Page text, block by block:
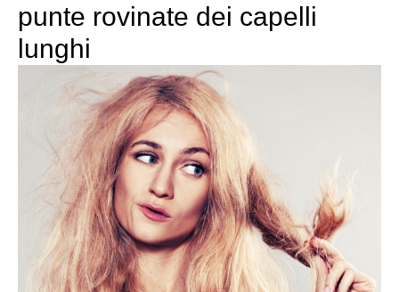
punte rovinate dei capelli
lunghi